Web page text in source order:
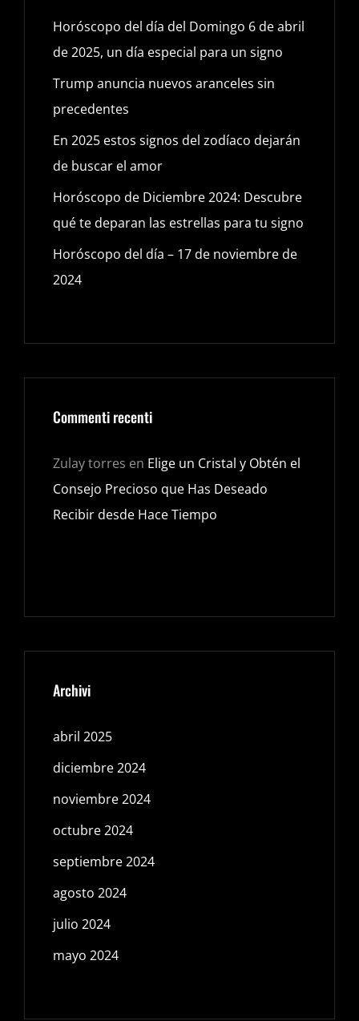
Horóscopo del día del Domingo 6 de abril
de 2025, un día especial para un signo
Trump anuncia nuevos aranceles sin
precedentes
En 2025 estos signos del zodíaco dejarán
de buscar el amor
Horóscopo de Diciembre 2024: Descubre
qué te deparan las estrellas para tu signo
Horóscopo del día – 17 de noviembre de
2024
Commenti recenti
Zulay torres en Elige un Cristal y Obtén el
Consejo Precioso que Has Deseado
Recibir desde Hace Tiempo
Archivi
abril 2025
diciembre 2024
noviembre 2024
octubre 2024
septiembre 2024
agosto 2024
julio 2024
mayo 2024